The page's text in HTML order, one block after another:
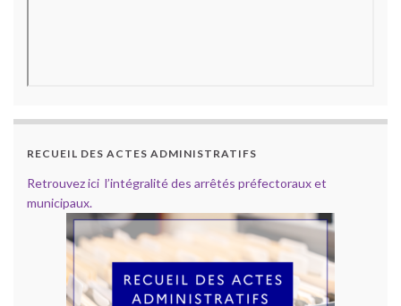
RECUEIL DES ACTES ADMINISTRATIFS
Retrouvez ici l’intégralité des arrêtés préfectoraux et
municipaux.